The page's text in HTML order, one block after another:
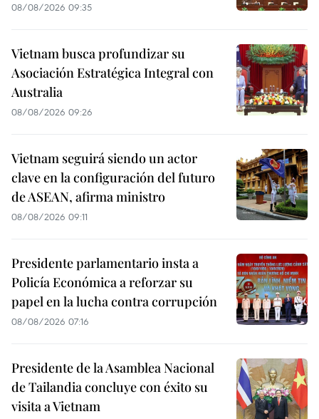
08/08/2026 09:35
Vietnam busca profundizar su
Asociación Estratégica Integral con
Australia
08/08/2026 09:26
Vietnam seguirá siendo un actor
clave en la configuración del futuro
de ASEAN, afirma ministro
08/08/2026 09:11
Presidente parlamentario insta a
Policía Económica a reforzar su
papel en la lucha contra corrupción
08/08/2026 07:16
Presidente de la Asamblea Nacional
de Tailandia concluye con éxito su
visita a Vietnam